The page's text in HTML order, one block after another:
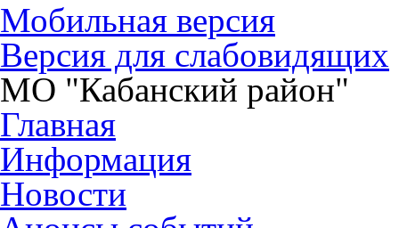
Мобильная версия
Версия для слабовидящих
МО "Кабанский район"
Главная
Информация
Новости